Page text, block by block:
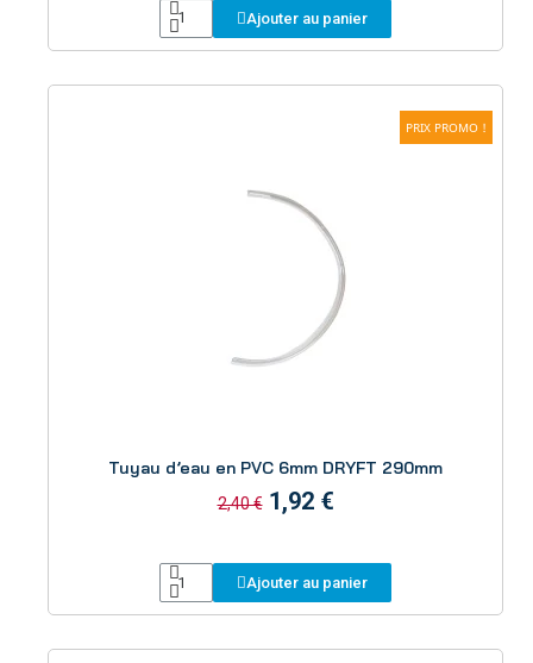
Ajouter au panier
PRIX PROMO !
Tuyau d’eau en PVC 6mm DRYFT 290mm
2,40 € 1,92 €
Ajouter au panier